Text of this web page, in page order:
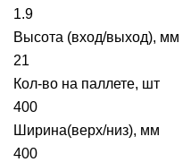
1.9
Высота (вход/выход), мм
21
Кол-во на паллете, шт
400
Ширина(верх/низ), мм
400